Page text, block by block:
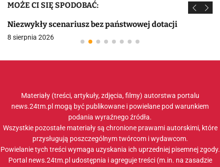
MOŻE CI SIĘ SPODOBAĆ:
Niezwykły scenariusz bez państwowej dotacji
8 sierpnia 2026
Materiały (treści, artykuły, zdjęcia, filmy) autorstwa portalu
news.24tm.pl mogą być publikowane i powielane pod warunkiem
podania wyraźnego źródła.
Wszystkie pozostałe materiały są chronione prawami autorskimi, które
przysługują poszczególnym twórcom i wydawcom.
Powielanie tych treści wymaga uzyskania ich uprzedniej pisemnej zgody.
Portal news.24tm.pl udostępnia i agreguje treści (m.in. na zasadzie